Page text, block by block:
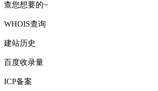
查您想要的~
WHOIS查询
建站历史
百度收录量
ICP备案